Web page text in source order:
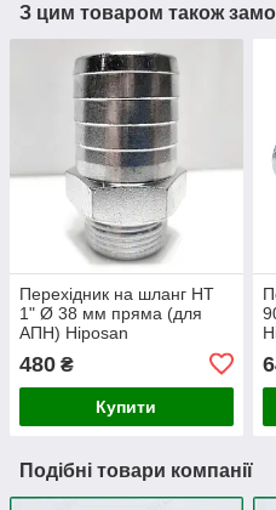
З цим товаром також
Перехідник на шланг НТ
1" Ø 38 мм пряма (для
АПН) Hiposan
480 ₴
Купити
Подібні товари компанії